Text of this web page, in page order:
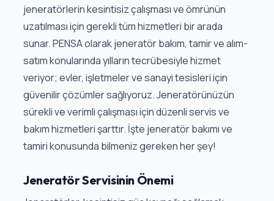
jeneratörlerin kesintisiz çalışması ve ömrünün
uzatılması için gerekli tüm hizmetleri bir arada
sunar. PENSA olarak jeneratör bakım, tamir ve alım-
satım konularında yılların tecrübesiyle hizmet
veriyor; evler, işletmeler ve sanayi tesisleri için
güvenilir çözümler sağlıyoruz. Jeneratörünüzün
sürekli ve verimli çalışması için düzenli servis ve
bakım hizmetleri şarttır. İşte jeneratör bakımı ve
tamiri konusunda bilmeniz gereken her şey!
Jeneratör Servisinin Önemi